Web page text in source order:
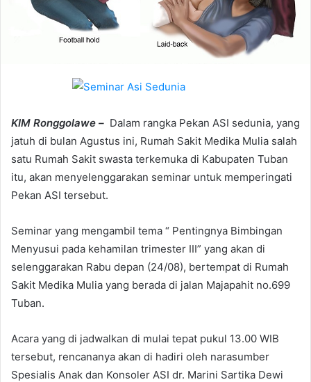
KIM Ronggolawe – Dalam rangka Pekan ASI sedunia, yang
jatuh di bulan Agustus ini, Rumah Sakit Medika Mulia salah
satu Rumah Sakit swasta terkemuka di Kabupaten Tuban
itu, akan menyelenggarakan seminar untuk memperingati
Pekan ASI tersebut.
Seminar yang mengambil tema “ Pentingnya Bimbingan
Menyusui pada kehamilan trimester III” yang akan di
selenggarakan Rabu depan (24/08), bertempat di Rumah
Sakit Medika Mulia yang berada di jalan Majapahit no.699
Tuban.
Acara yang di jadwalkan di mulai tepat pukul 13.00 WIB
tersebut, rencananya akan di hadiri oleh narasumber
Spesialis Anak dan Konsoler ASI dr. Marini Sartika Dewi